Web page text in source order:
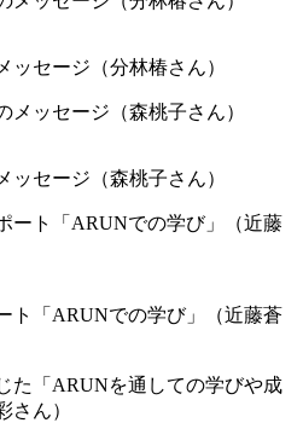
ッセージ（分林椿さん）
ッセージ（森桃子さん）
ト「ARUNでの学び」（近藤蒼